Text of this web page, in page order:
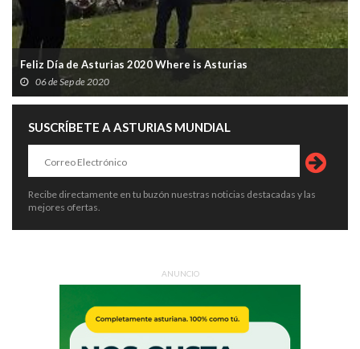
Feliz Día de Asturias 2020 Where is Asturias
06 de Sep de 2020
SUSCRÍBETE A ASTURIAS MUNDIAL
Recibe directamente en tu buzón nuestras noticias destacadas y las
mejores ofertas.
ANUNCIO